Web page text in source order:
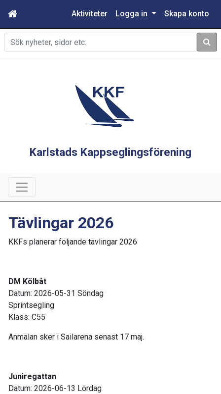
Aktiviteter Logga in Skapa konto
Sök
Karlstads Kappseglingsförening
Tävlingar 2026
KKFs planerar följande tävlingar 2026
DM Kölbåt
Datum: 2026-05-31 Söndag
Sprintsegling
Klass: C55
Anmälan sker i Sailarena senast 17 maj.
Juniregattan
Datum: 2026-06-13 Lördag